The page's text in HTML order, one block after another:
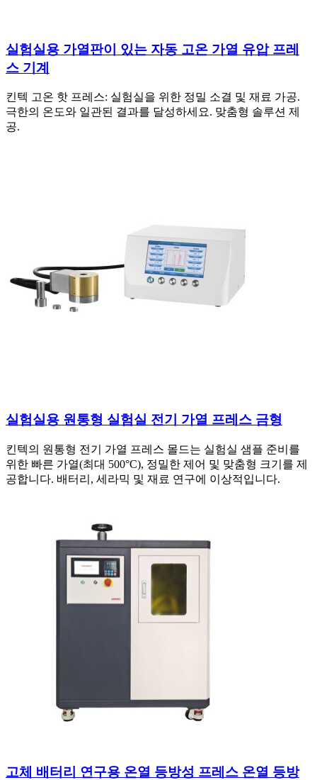
실험실용 가열판이 있는 자동 고온 가열 유압 프레
스 기계
킨텍 고온 핫 프레스: 실험실을 위한 정밀 소결 및 재료 가공.
극한의 온도와 일관된 결과를 달성하세요. 맞춤형 솔루션 제
공.
실험실용 원통형 실험실 전기 가열 프레스 금형
킨텍의 원통형 전기 가열 프레스 몰드는 실험실 샘플 준비를
위한 빠른 가열(최대 500°C), 정밀한 제어 및 맞춤형 크기를 제
공합니다. 배터리, 세라믹 및 재료 연구에 이상적입니다.
고체 배터리 연구용 온열 등방성 프레스 온열 등방